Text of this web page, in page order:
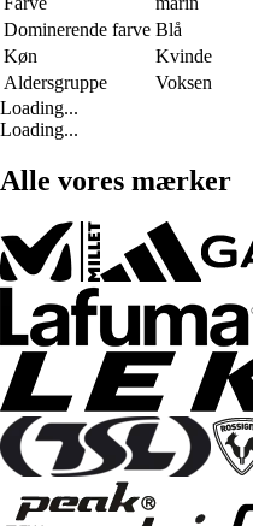
Dominerende farve Blå
Køn
Kvinde
Aldersgruppe
Voksen
Loading...
Loading...
Alle vores mærker